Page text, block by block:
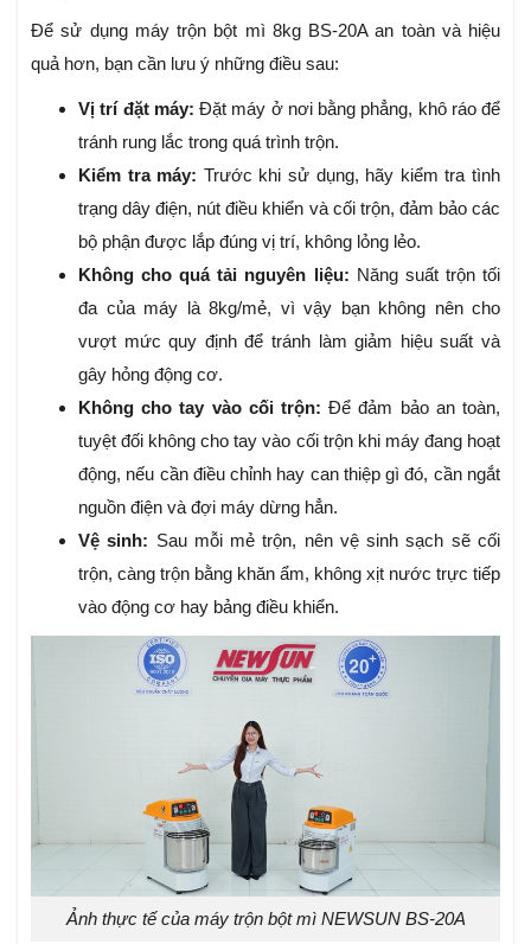
Để sử dụng máy trộn bột mì 8kg BS-20A an toàn và hiệu
quả hơn, bạn cần lưu ý những điều sau:
Vị trí đặt máy: Đặt máy ở nơi bằng phẳng, khô ráo để
tránh rung lắc trong quá trình trộn.
Kiểm tra máy: Trước khi sử dụng, hãy kiểm tra tình
trạng dây điện, nút điều khiển và cối trộn, đảm bảo các
bộ phận được lắp đúng vị trí, không lỏng lẻo.
Không cho quá tải nguyên liệu: Năng suất trộn tối
đa của máy là 8kg/mẻ, vì vậy bạn không nên cho
vượt mức quy định để tránh làm giảm hiệu suất và
gây hỏng động cơ.
Không cho tay vào cối trộn: Để đảm bảo an toàn,
tuyệt đối không cho tay vào cối trộn khi máy đang hoạt
động, nếu cần điều chỉnh hay can thiệp gì đó, cần ngắt
nguồn điện và đợi máy dừng hẳn.
Vệ sinh: Sau mỗi mẻ trộn, nên vệ sinh sạch sẽ cối
trộn, càng trộn bằng khăn ẩm, không xịt nước trực tiếp
vào động cơ hay bảng điều khiển.
Ảnh thực tế của máy trộn bột mì NEWSUN BS-20A